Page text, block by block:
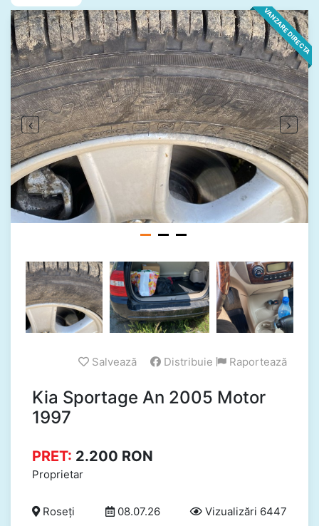
VANZARE DIRECTA
Salvează Distribuie Raportează
Kia Sportage An 2005 Motor
1997
PRET: 2.200 RON
Proprietar
Roseți 08.07.26 Vizualizări 6447